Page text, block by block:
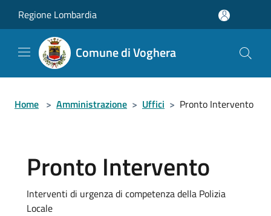
Regione Lombardia
Comune di Voghera
Home > Amministrazione > Uffici > Pronto Intervento
Pronto Intervento
Interventi di urgenza di competenza della Polizia
Locale